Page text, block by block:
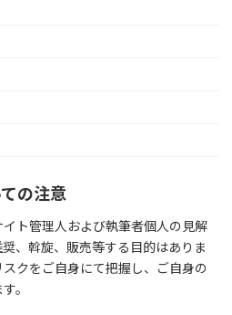
の注意
ト管理人および執筆者個人の見解
、斡旋、販売等する目的はありま
クをご自身にて把握し、ご自身の
。